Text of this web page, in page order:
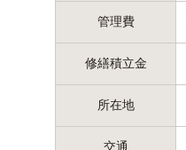
管理費
修繕積立金
所在地
交通